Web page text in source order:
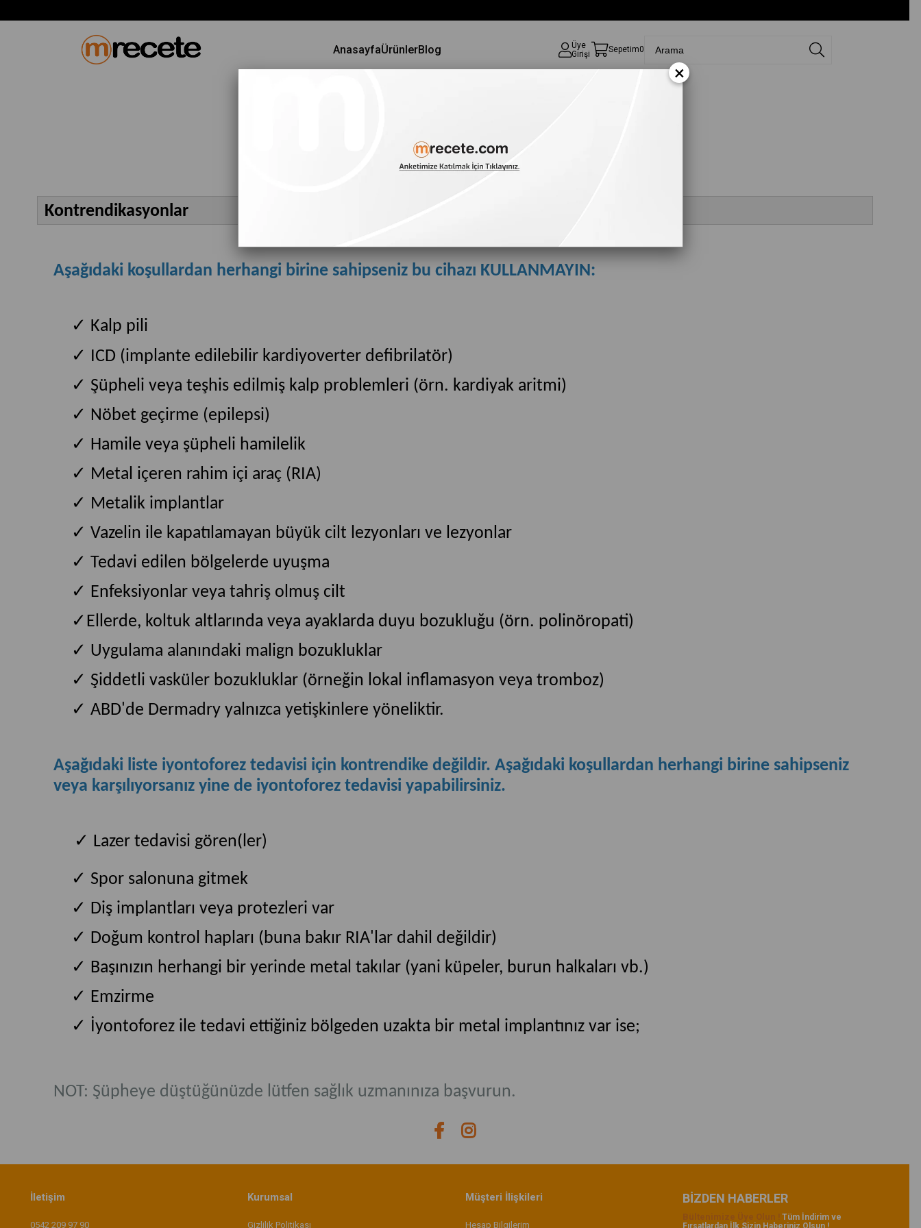
AnasayfaÜrünlerBlog
Üye
Girişi
Sepetim0
Kontrendikasyonlar
Aşağıdaki koşullardan herhangi birine sahipseniz bu cihazı KULLANMAYIN:
✓ Kalp pili
✓ ICD (implante edilebilir kardiyoverter defibrilatör)
✓ Şüpheli veya teşhis edilmiş kalp problemleri (örn. kardiyak aritmi)
✓ Nöbet geçirme (epilepsi)
✓ Hamile veya şüpheli hamilelik
✓ Metal içeren rahim içi araç (RIA)
✓ Metalik implantlar
✓ Vazelin ile kapatılamayan büyük cilt lezyonları ve lezyonlar
✓ Tedavi edilen bölgelerde uyuşma
✓ Enfeksiyonlar veya tahriş olmuş cilt
✓ Ellerde, koltuk altlarında veya ayaklarda duyu bozukluğu (örn. polinöropati)
✓ Uygulama alanındaki malign bozukluklar
✓ Şiddetli vasküler bozukluklar (örneğin lokal inflamasyon veya tromboz)
✓ ABD'de Dermadry yalnızca yetişkinlere yöneliktir.
Aşağıdaki liste iyontoforez tedavisi için kontrendike değildir. Aşağıdaki koşullardan herhangi birine sahipseniz
veya karşılıyorsanız yine de iyontoforez tedavisi yapabilirsiniz.
✓ Lazer tedavisi gören(ler)
✓ Spor salonuna gitmek
✓ Diş implantları veya protezleri var
✓ Doğum kontrol hapları (buna bakır RIA'lar dahil değildir)
✓ Başınızın herhangi bir yerinde metal takılar (yani küpeler, burun halkaları vb.)
✓ Emzirme
✓ İyontoforez ile tedavi ettiğiniz bölgeden uzakta bir metal implantınız var ise;
NOT: Şüpheye düştüğünüzde lütfen sağlık uzmanınıza başvurun.
İletişim
0542 209 97 90
Kurumsal
Gizlilik Politikası
Müşteri İlişkileri
Hesap Bilgilerim
BIZDEN HABERLER
Tüm İndirim ve
Fırsatlardan İlk Sizin Haberiniz Olsun !
×